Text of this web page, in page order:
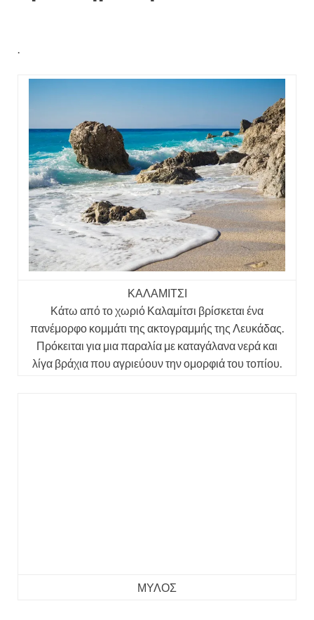
.
ΚΑΛΑΜΙΤΣΙ
Κάτω από το χωριό Καλαμίτσι βρίσκεται ένα
πανέμορφο κομμάτι της ακτογραμμής της Λευκάδας.
Πρόκειται για μια παραλία με καταγάλανα νερά και
λίγα βράχια που αγριεύουν την ομορφιά του τοπίου.
ΜΥΛΟΣ